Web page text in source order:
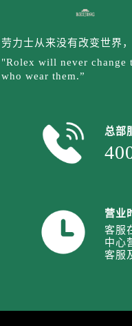
山西省运城市盐
山西省长治市潞州
山西省太原市迎泽
天津市和平区赤峰
安徽省亳州市谯城
安徽省池州市贵
安徽省淮北市相
安徽省淮南市田家
安徽省黄山市屯
安徽省宿州市埇桥
劳力士从来没有改变世界
"Rolex will never change
who wear them.”
总部
营业
客服
中心
客服